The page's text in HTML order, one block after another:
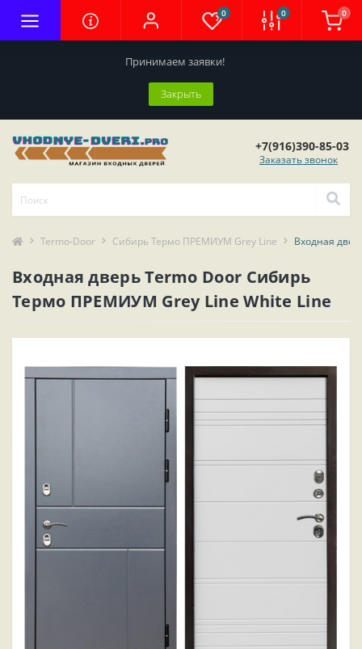
Принимаем заявки!
Закрыть
0 0 0
+7(916)390-85-03
Заказать звонок
Termo-Door Сибирь Термо ПРЕМИУМ Grey Line Входная
Входная дверь Termo Door Сибирь
Термо ПРЕМИУМ Grey Line White Line